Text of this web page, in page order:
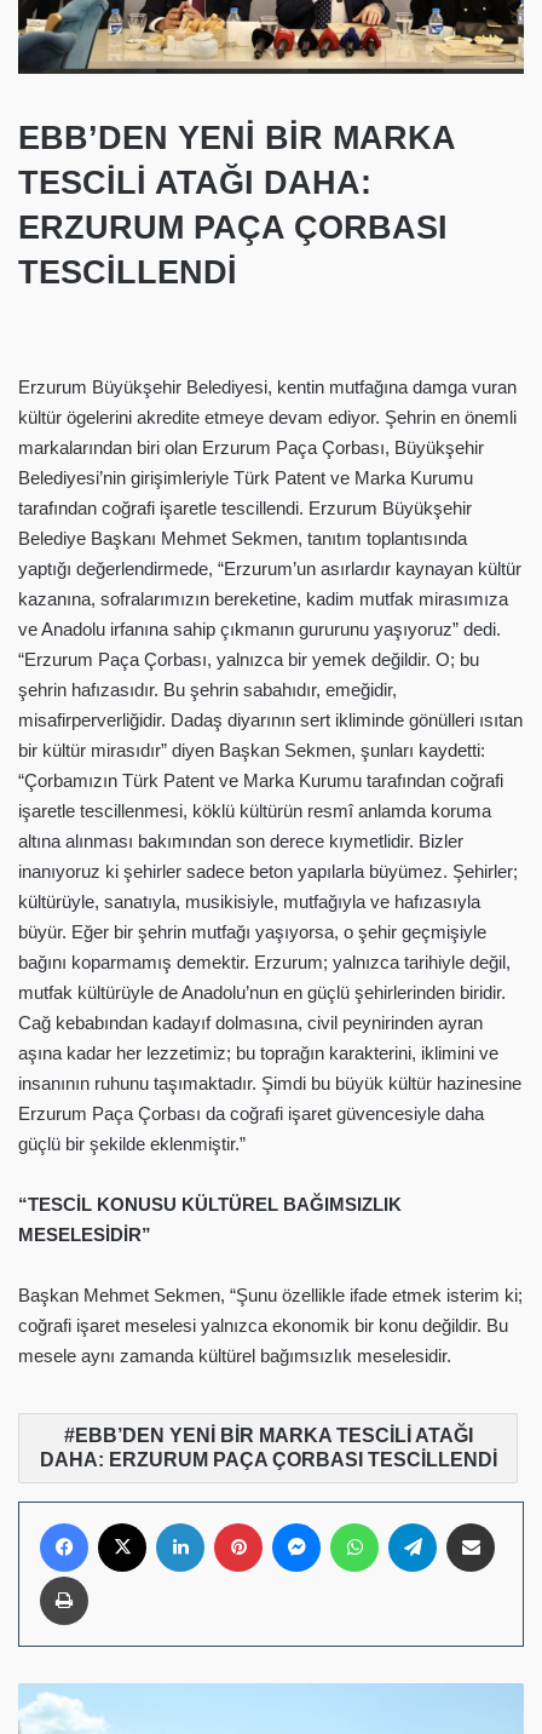
EBB’DEN YENİ BİR MARKA
TESCİLİ ATAĞI DAHA:
ERZURUM PAÇA ÇORBASI
TESCİLLENDİ
Erzurum Büyükşehir Belediyesi, kentin mutfağına damga vuran
kültür ögelerini akredite etmeye devam ediyor. Şehrin en önemli
markalarından biri olan Erzurum Paça Çorbası, Büyükşehir
Belediyesi’nin girişimleriyle Türk Patent ve Marka Kurumu
tarafından coğrafi işaretle tescillendi. Erzurum Büyükşehir
Belediye Başkanı Mehmet Sekmen, tanıtım toplantısında
yaptığı değerlendirmede, “Erzurum’un asırlardır kaynayan kültür
kazanına, sofralarımızın bereketine, kadim mutfak mirasımıza
ve Anadolu irfanına sahip çıkmanın gururunu yaşıyoruz” dedi.
“Erzurum Paça Çorbası, yalnızca bir yemek değildir. O; bu
şehrin hafızasıdır. Bu şehrin sabahıdır, emeğidir,
misafirperverliğidir. Dadaş diyarının sert ikliminde gönülleri ısıtan
bir kültür mirasıdır” diyen Başkan Sekmen, şunları kaydetti:
“Çorbamızın Türk Patent ve Marka Kurumu tarafından coğrafi
işaretle tescillenmesi, köklü kültürün resmî anlamda koruma
altına alınması bakımından son derece kıymetlidir. Bizler
inanıyoruz ki şehirler sadece beton yapılarla büyümez. Şehirler;
kültürüyle, sanatıyla, musikisiyle, mutfağıyla ve hafızasıyla
büyür. Eğer bir şehrin mutfağı yaşıyorsa, o şehir geçmişiyle
bağını koparmamış demektir. Erzurum; yalnızca tarihiyle değil,
mutfak kültürüyle de Anadolu’nun en güçlü şehirlerinden biridir.
Cağ kebabından kadayıf dolmasına, civil peynirinden ayran
aşına kadar her lezzetimiz; bu toprağın karakterini, iklimini ve
insanının ruhunu taşımaktadır. Şimdi bu büyük kültür hazinesine
Erzurum Paça Çorbası da coğrafi işaret güvencesiyle daha
güçlü bir şekilde eklenmiştir.”
“TESCİL KONUSU KÜLTÜREL BAĞIMSIZLIK
MESELESİDİR”
Başkan Mehmet Sekmen, “Şunu özellikle ifade etmek isterim ki;
coğrafi işaret meselesi yalnızca ekonomik bir konu değildir. Bu
mesele aynı zamanda kültürel bağımsızlık meselesidir.
EBB’DEN YENİ BİR MARKA TESCİLİ ATAĞI
DAHA: ERZURUM PAÇA ÇORBASI TESCİLLENDİ
Facebook LinkedIn PinterestMessengerWhatsAppTelegram
Yazdır
Cumhurbaşkanı
Erdoğan